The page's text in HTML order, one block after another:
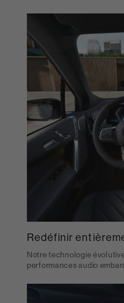
Redéfinir
Notre technologie
performances audio